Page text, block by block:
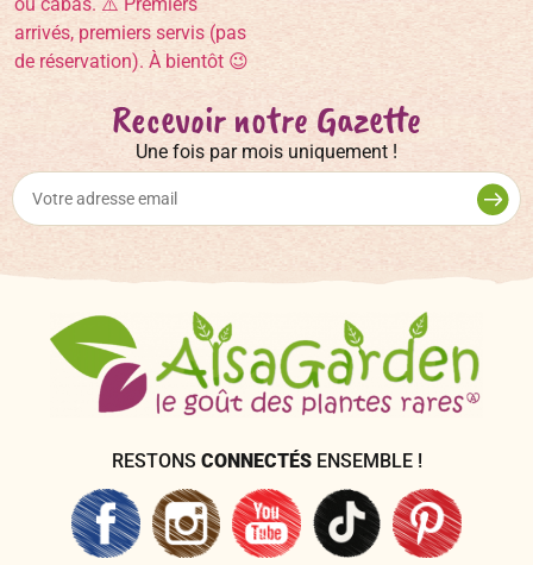
Recevoir notre Gazette
Une fois par mois uniquement !
RESTONS CONNECTÉS ENSEMBLE !